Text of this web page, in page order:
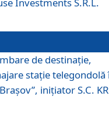
Investments S.R.L.
de destinaţie,
staţie telegondolă
iniţiator S.C.